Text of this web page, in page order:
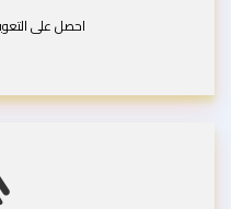
احصل على